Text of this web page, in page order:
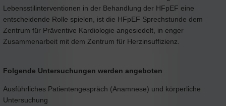
Lebensstilinterventionen in der Behandlung der HFpEF eine
entscheidende Rolle spielen, ist die HFpEF Sprechstunde dem
Zentrum für Präventive Kardiologie angesiedelt, in enger
Zusammenarbeit mit dem Zentrum für Herzinsuffizienz.
Folgende Untersuchungen werden angeboten
Ausführliches Patientengespräch (Anamnese) und körperliche
Untersuchung